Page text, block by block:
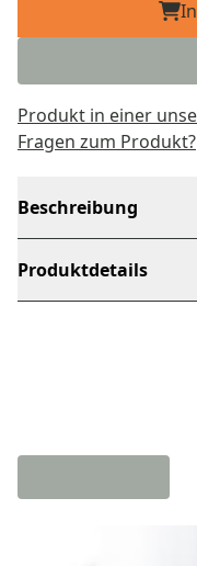
Produkt in einer
Fragen zum Produkt?
Beschreibung
Produktdetails